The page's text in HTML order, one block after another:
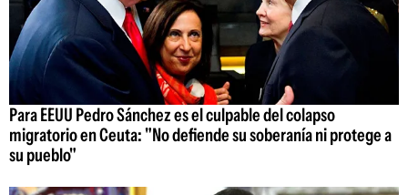
Para EEUU Pedro Sánchez es el culpable del colapso
migratorio en Ceuta: "No defiende su soberanía ni protege a
su pueblo"